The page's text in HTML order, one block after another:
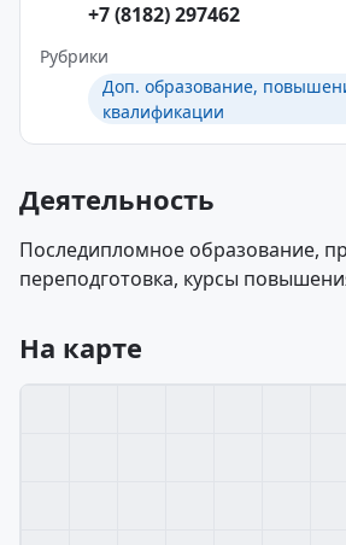
+7 (8182) 297462
Рубрики
Доп. образование,
квалификации
Деятельность
Последипломное образование,
переподготовка, курсы
На карте